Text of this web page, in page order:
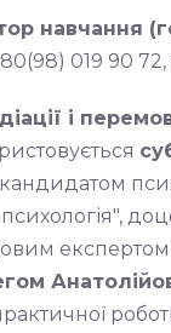
навчання
019 90
і